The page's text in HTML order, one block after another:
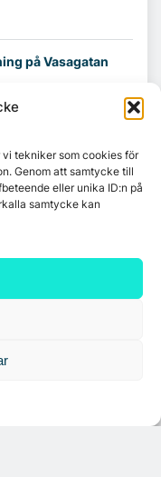
tekniker som cookies för
Genom att samtycke till
eller unika ID:n på
samtycke kan
på Vasagatan